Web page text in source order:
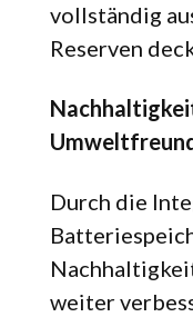
vollständig
Reserven
Durch die
weiter